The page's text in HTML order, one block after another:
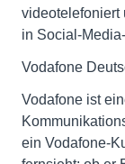
videotelefoniert
in Social-
Vodafone
Vodafone ist
ein Vodafone-